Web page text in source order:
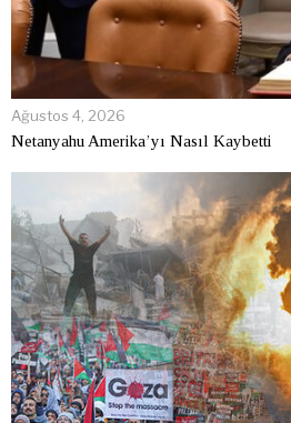
Ağustos 4, 2026
Netanyahu Amerika’yı Nasıl Kaybetti